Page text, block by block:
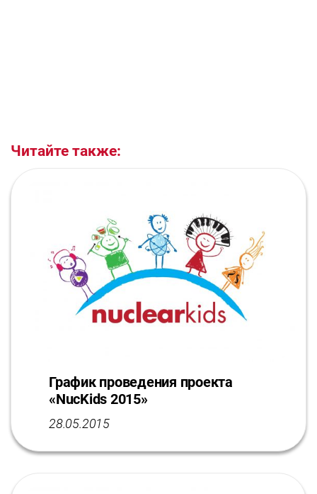
Читайте также:
График проведения проекта
«NucKids 2015»
28.05.2015